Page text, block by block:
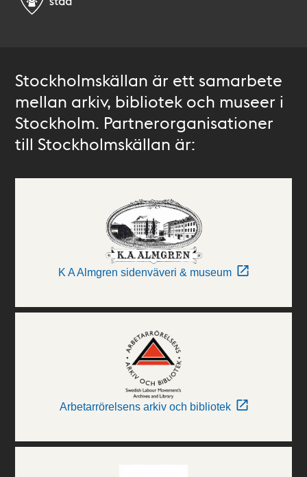
Stockholmskällan är ett samarbete
mellan arkiv, bibliotek och museer i
Stockholm. Partnerorganisationer
till Stockholmskällan är:
K A Almgren sidenväveri & museum
Arbetarrörelsens arkiv och bibliotek